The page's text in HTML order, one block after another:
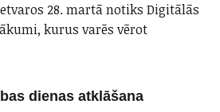
28. martā notiks Digitālās
kurus varēs vērot
dienas atklāšana